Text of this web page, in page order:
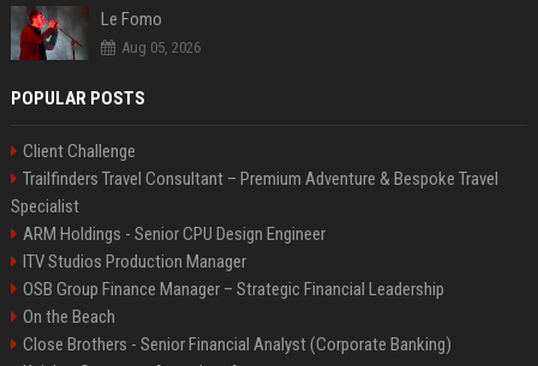
Le Fomo
Aug 05, 2026
POPULAR POSTS
Client Challenge
Trailfinders Travel Consultant – Premium Adventure & Bespoke Travel
Specialist
ARM Holdings - Senior CPU Design Engineer
ITV Studios Production Manager
OSB Group Finance Manager – Strategic Financial Leadership
On the Beach
Close Brothers - Senior Financial Analyst (Corporate Banking)